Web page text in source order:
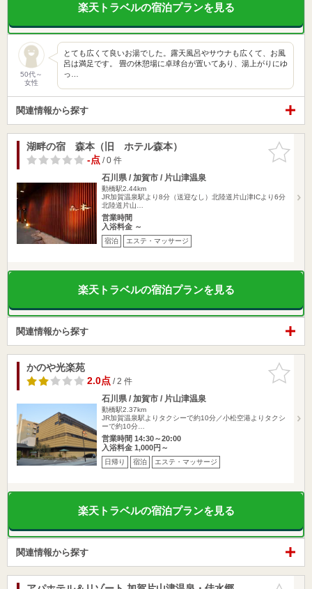
楽天トラベルの宿泊プランを見る
50代～
女性
とても広くて良いお湯でした。露天風呂やサウナも広くて、お風
呂は満足です。 畳の休憩場に卓球台が置いてあり、湯上がりにゆ
っ…
関連情報から探す
お気に入
りに追加
湖畔の宿 森本（旧 ホテル森本）
-点/ 0 件
石川県 / 加賀市 / 片山津温泉
動橋駅2.44km
JR加賀温泉駅より8分（送迎なし）北陸道片山津ICより6分
北陸道片山…
営業時間
入浴料金 ～
宿泊 エステ・マッサージ
楽天トラベルの宿泊プランを見る
関連情報から探す
お気に入
りに追加
かのや光楽苑
2.0点/ 2 件
石川県 / 加賀市 / 片山津温泉
動橋駅2.37km
JR加賀温泉駅よりタクシーで約10分／小松空港よりタクシ
ーで約10分…
営業時間 14:30～20:00
入浴料金 1,000円～
日帰り 宿泊 エステ・マッサージ
楽天トラベルの宿泊プランを見る
関連情報から探す